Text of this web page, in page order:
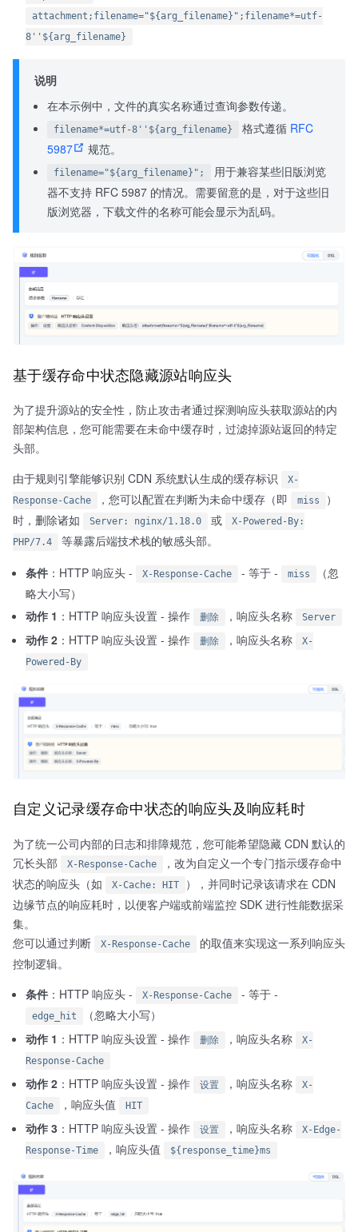
attachment;filename="${arg_filename}";filename*=utf-
8''${arg_filename}
说明
在本示例中，文件的真实名称通过查询参数传递。
filename*=utf-8''${arg_filename} 格式遵循 RFC
5987
规范。
filename="${arg_filename}";
用于兼容某些旧版浏览
器不支持 RFC 5987 的情况。需要留意的是，对于这些旧
版浏览器，下载文件的名称可能会显示为乱码。
基于缓存命中状态隐藏源站响应头
为了提升源站的安全性，防止攻击者通过探测响应头获取源站的内
部架构信息，您可能需要在未命中缓存时，过滤掉源站返回的特定
头部。
由于规则引擎能够识别 CDN 系统默认生成的缓存标识
X-
Response-Cache
，您可以配置在判断为未命中缓存（即 miss
）
时，删除诸如
Server: nginx/1.18.0 或
X-Powered-By:
PHP/7.4
等暴露后端技术栈的敏感头部。
条件 ：HTTP 响应头 - X-Response-Cache - 等于 - miss
（忽
略大小写）
动作 1 ：HTTP 响应头设置 - 操作 删除 ，响应头名称 Server
动作 2 ：HTTP 响应头设置 - 操作 删除 ，响应头名称
X-
Powered-By
自定义记录缓存命中状态的响应头及响应耗时
为了统一公司内部的日志和排障规范，您可能希望隐藏 CDN 默认的
冗长头部
X-Response-Cache
，改为自定义一个专门指示缓存命中
状态的响应头（如
X-Cache: HIT
），并同时记录该请求在 CDN
边缘节点的响应耗时，以便客户端或前端监控 SDK 进行性能数据采
集。
您可以通过判断
X-Response-Cache
的取值来实现这一系列响应头
控制逻辑。
条件 ：HTTP 响应头 - X-Response-Cache - 等于 -
edge_hit
（忽略大小写）
动作 1 ：HTTP 响应头设置 - 操作 删除 ，响应头名称
X-
Response-Cache
动作 2 ：HTTP 响应头设置 - 操作 设置 ，响应头名称
X-
Cache
，响应头值 HIT
动作 3 ：HTTP 响应头设置 - 操作 设置 ，响应头名称
X-Edge-
Response-Time
，响应头值 ${response_time}ms